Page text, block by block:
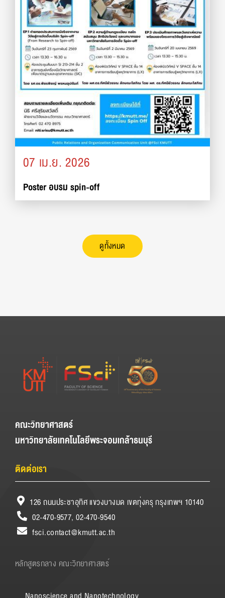
07 เม.ย. 2026
Poster อบรม spin-off
ดูทั้งหมด
คณะวิทยาศาสตร์
มหาวิทยาลัยเทคโนโลยีพระจอมเกล้าธนบุรี
ติดต่อเรา
126 ถนนประชาอุทิศ แขวงบางมด เขตทุ่งครุ กรุงเทพฯ 10140
02-470-9577, 02-470-9540
fsci.contact@kmutt.ac.th
หลักสูตรกลาง คณะวิทยาศาสตร์